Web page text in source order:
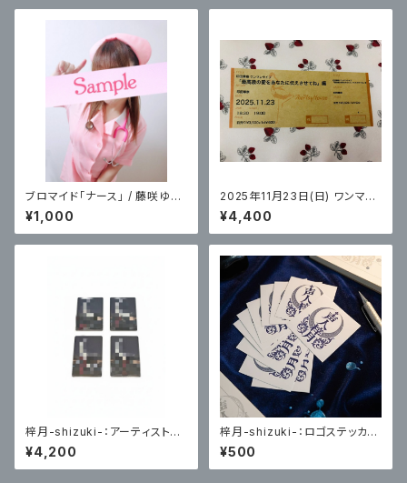
ブロマイド「ナース」 / 藤咲ゆ
み：数量限定5組の方へ
¥1,000
2025年11月23日(日) ワンマン
ライブ「最高級の愛をあなたに
伝えさせてね」編 チケット(オリ
ジナルステッカー付き) / 印田華
¥4,400
梓月-shizuki-：アーティスト写
真トレーディングカード(HP編)
各４種コンプリート版
¥4,200
梓月-shizuki-：ロゴステッカー
２枚セット
¥500